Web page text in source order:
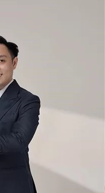
– Điện Lạnh Dân Dụng
Ô Tô
Tử Ô Tô Cơ Bản
Dân Dụng
Dụng
Nghiệp
Sát MEP
Dụng
ECU
Số Tự Động Chuyên Sâu
Sửa Chữa Máy Điện
Điện Năng Lượng Mặt
Chuyên Ngành Điện – Điện